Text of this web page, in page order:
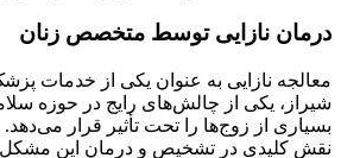
درمان نازایی توسط متخصص زنان
معالجه نازایی به عنوان یکی از خدمات
شیراز، یکی از چالش‌های رایج در حوزه
بسیاری از زوج‌ها را تحت تأثیر قرار
نقش کلیدی در تشخیص و درمان این مشکل